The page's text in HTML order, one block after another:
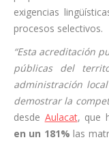
exigencias
procesos selectivos.
“Esta acreditación
públicas del
administración
demostrar la
desde Aulacat, que
en un 181% las